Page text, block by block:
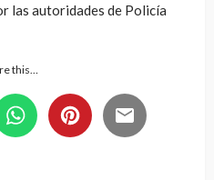
las autoridades de Policía
this…